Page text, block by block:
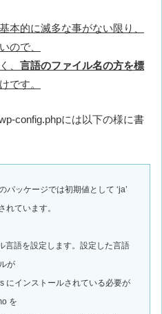
本的に滅多な事がない限り、
ので、
、 言語のファイル名の方を標
です。
config.phpには以下の様に書
パッケージでは初期値として ‘ja’
れています。
言語を設定します。設定した言語
が
にインストールされている必要が
を